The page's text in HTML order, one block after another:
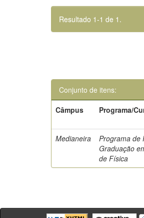
Resultado 1-1 de 1.
Conjunto de itens:
Câmpus
Programa/
Medianeira
Programa de
Graduação
de Física